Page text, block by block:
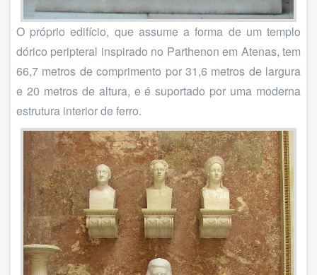
O próprio edifício, que assume a forma de um templo
dórico peripteral inspirado no Parthenon em Atenas, tem
66,7 metros de comprimento por 31,6 metros de largura
e 20 metros de altura, e é suportado por uma moderna
estrutura interior de ferro.